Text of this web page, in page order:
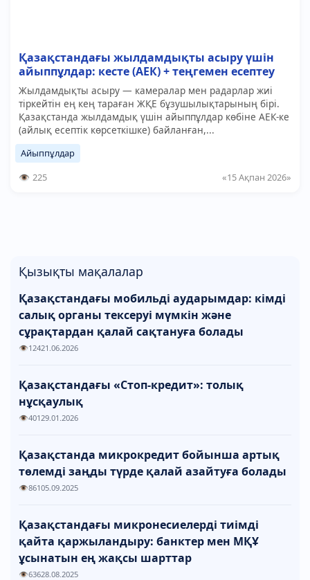
Қазақстандағы жылдамдықты асыру үшін
айыппұлдар: кесте (АЕК) + теңгемен есептеу
Жылдамдықты асыру — камералар мен радарлар жиі
тіркейтін ең кең тараған ЖҚЕ бұзушылықтарының бірі.
Қазақстанда жылдамдық үшін айыппұлдар көбіне АЕК-ке
(айлық есептік көрсеткішке) байланған,...
Айыппұлдар
225
«15 Ақпан 2026»
Қызықты мақалалар
Қазақстандағы мобильді аударымдар: кімді
салық органы тексеруі мүмкін және
сұрақтардан қалай сақтануға болады
12421.06.2026
Қазақстандағы «Стоп-кредит»: толық
нұсқаулық
40129.01.2026
Қазақстанда микрокредит бойынша артық
төлемді заңды түрде қалай азайтуға болады
86105.09.2025
Қазақстандағы микронесиелерді тиімді
қайта қаржыландыру: банктер мен МҚҰ
ұсынатын ең жақсы шарттар
63628.08.2025